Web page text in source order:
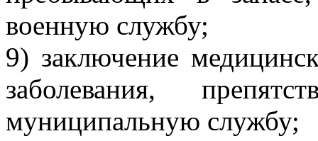
военную службу;
9) заключение
заболевания,
муниципальную службу;